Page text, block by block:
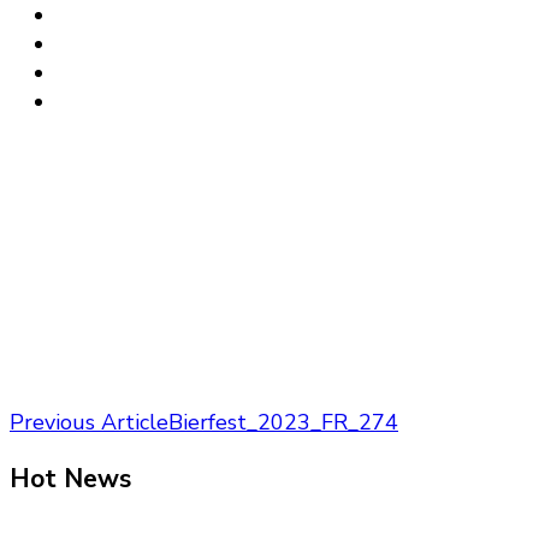
Post
Navigation
Previous ArticleBierfest_2023_FR_274
Hot News